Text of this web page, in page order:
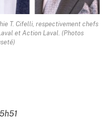
T. Cifelli, respectivement chefs
et Action Laval. (Photos